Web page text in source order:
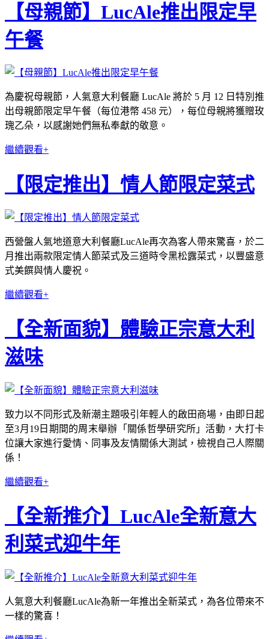
【母親節】LucAle推出限定早
午餐
為慶祝母親節，人氣意大利餐廳 LucAle 將於 5 月 12 日特別推
出母親節限定早午餐（每位港幣 458 元），每位母親將獲贈玫
瑰乙朵，以感謝她們無私奉獻的敬意。
繼續觀看+
【限定推出】情人節限定菜式
西營盤人氣地道意大利餐廳LucAle再次為客人帶來驚喜，於二
月推出兩款限定情人節菜式及三道時令黑松露菜式，以豐盛意
式美饌與情人慶祝。
繼續觀看+
【全新面貌】體驗正宗意大利
滋味
致力以不同形式及新潮主題吸引年輕人的啟田商場，由即日起
至3月19日期間的周末舉辦「關係哲學研究所」活動，大打卡
位讓大家進行愛情、同事及友情關係大測試，檢視自己人際關
係！
繼續觀看+
【全新推介】LucAle全新意大
利菜式迎牛年
人氣意大利餐廳LucAle為新一年推出全新菜式，為各位帶來不
一樣的驚喜！